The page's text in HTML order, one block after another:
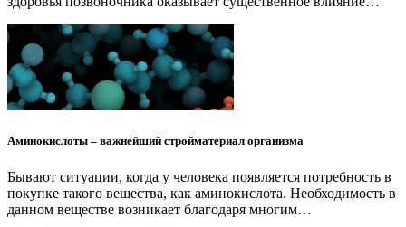
Аминокислоты – важнейший стройматериал организма
Бывают ситуации, когда у человека появляется потребность в
покупке такого вещества, как аминокислота. Необходимость в
данном веществе возникает благодаря многим…